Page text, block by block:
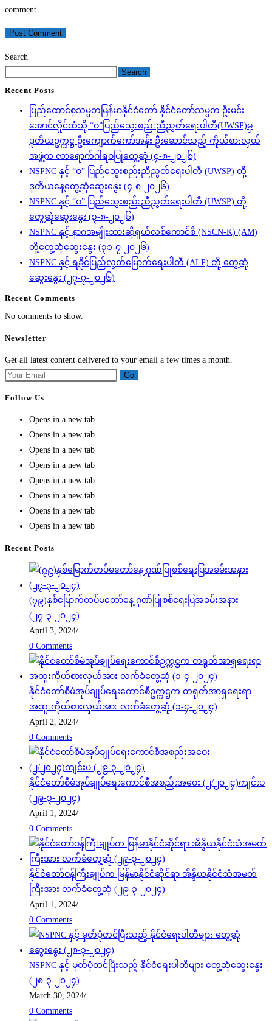
comment.
Search
Search
Recent Posts
ပြည်ထောင်စုသမ္မတမြန်မာနိုင်ငံတော် နိုင်ငံတော်သမ္မတ ဦးမင်း
အောင်လှိုင်ထံသို့ “ဝ”ပြည်သွေးစည်းညီညွတ်ရေးပါတီ(UWSP)မှ
ဒုတိယဥက္ကဋ္ဌ ဦးကျောက်ကော်အန်း ဦးဆောင်သည့် ကိုယ်စားလှယ်
အဖွဲ့က လာရောက်ဂါရဝပြုတွေ့ဆုံ (၄-၈-၂၀၂၆)
NSPNC နှင့် “ဝ” ပြည်သွေးစည်းညီညွတ်ရေးပါတီ (UWSP) တို့
ဒုတိယနေ့တွေ့ဆုံဆွေးနွေး (၄-၈-၂၀၂၆)
NSPNC နှင့် “ဝ” ပြည်သွေးစည်းညီညွတ်ရေးပါတီ (UWSP) တို့
တွေ့ဆုံဆွေးနွေး (၃-၈-၂၀၂၆)
NSPNC နှင့် နာဂအမျိုးသားဆိုရှယ်လစ်ကောင်စီ (NSCN-K) (AM)
တို့တွေ့ဆုံဆွေးနွေး (၃၁-၇-၂၀၂၆)
NSPNC နှင့် ရခိုင်ပြည်လွတ်မြောက်ရေးပါတီ (ALP) တို့ တွေ့ဆုံ
ဆွေးနွေး (၂၇-၇-၂၀၂၆)
Recent Comments
No comments to show.
Newsletter
Get all latest content delivered to your email a few times a month.
Go
Follow Us
Opens in a new tab
Opens in a new tab
Opens in a new tab
Opens in a new tab
Opens in a new tab
Opens in a new tab
Opens in a new tab
Opens in a new tab
Recent Posts
(၇၉)နှစ်မြောက်တပ်မတော်နေ့ ဂုဏ်ပြုစစ်ရေးပြအခမ်းအနား
(၂၇-၃-၂၀၂၄)
April 3, 2024/
0 Comments
နိုင်ငံတော်စီမံအုပ်ချုပ်ရေးကောင်စီဥက္ကဋ္ဌက တရုတ်အာရှရေးရာ
အထူးကိုယ်စားလှယ်အား လက်ခံတွေ့ဆုံ (၁-၄-၂၀၂၄)
April 2, 2024/
0 Comments
နိုင်ငံတော်စီမံအုပ်ချုပ်ရေးကောင်စီအစည်းအဝေး (၂/၂၀၂၄)ကျင်းပ
(၂၉-၃-၂၀၂၄)
April 1, 2024/
0 Comments
နိုင်ငံတော်ဝန်ကြီးချုပ်က မြန်မာနိုင်ငံဆိုင်ရာ အိန္ဒိယနိုင်ငံသံအမတ်
ကြီးအား လက်ခံတွေ့ဆုံ (၂၉-၃-၂၀၂၄)
April 1, 2024/
0 Comments
NSPNC နှင့် မှတ်ပုံတင်ပြီးသည့် နိုင်ငံရေးပါတီများ တွေ့ဆုံဆွေးနွေး
(၂၈-၃-၂၀၂၄)
March 30, 2024/
0 Comments